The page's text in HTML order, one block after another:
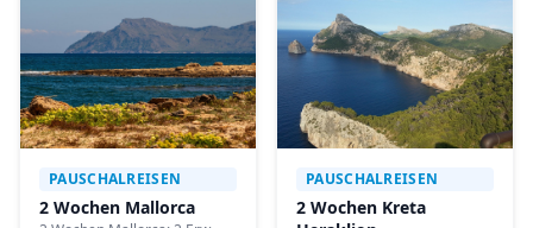
PAUSCHALREISEN
2 Wochen Mallorca
PAUSCHALREISEN
2 Wochen Kreta